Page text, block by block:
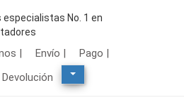
especialistas No. 1 en
| Envío |
Pago |